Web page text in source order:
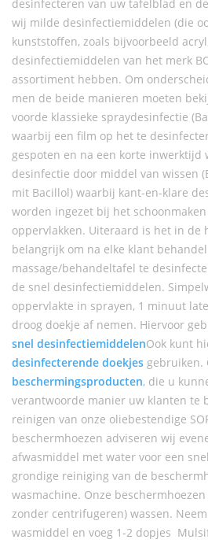
desinfecteren van uw tafelblad en
wij milde desinfectiemiddelen (die
kunststoffen, zoals bijvoorbeeld
desinfectiemiddelen van het merk
assortiment hebben. Om
men de beide manieren moeten
voorde klassieke spraydesinfectie
waarbij een film op het te
gespoten en na een korte inwerktijd
desinfectie door middel van wissen
mit Bacillol) waarbij kant-en-klare
worden ingezet bij het
oppervlakken. Uiteraard is het in de
belangrijk om na elke klant
massage/behandeltafel te
de snel desinfectiemiddelen.
oppervlakte in sprayen, 1 minuut
droog doekje af nemen. Hiervoor
snel desinfectiemiddelenOok kunt
desinfecterende doekjes gebruiken.
beschermingsproducten, die u
verantwoorde manier uw klanten te
reinigen van onze oliebestendige
beschermhoezen adviseren wij
afwasmiddel met water voor een
grondige reiniging van de
wasmachine. Onze
zonder centrifugeren) wassen.
wasmiddel en voeg 1-2 dopjes